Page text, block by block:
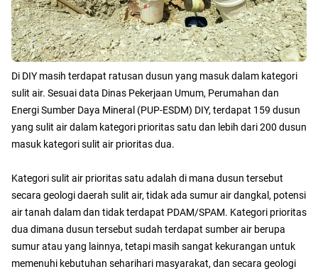
Di DIY masih terdapat ratusan dusun yang masuk dalam kategori
sulit air. Sesuai data Dinas Pekerjaan Umum, Perumahan dan
Energi Sumber Daya Mineral (PUP-ESDM) DIY, terdapat 159 dusun
yang sulit air dalam kategori prioritas satu dan lebih dari 200 dusun
masuk kategori sulit air prioritas dua.
Kategori sulit air prioritas satu adalah di mana dusun tersebut
secara geologi daerah sulit air, tidak ada sumur air dangkal, potensi
air tanah dalam dan tidak terdapat PDAM/SPAM. Kategori prioritas
dua dimana dusun tersebut sudah terdapat sumber air berupa
sumur atau yang lainnya, tetapi masih sangat kekurangan untuk
memenuhi kebutuhan seharihari masyarakat, dan secara geologi